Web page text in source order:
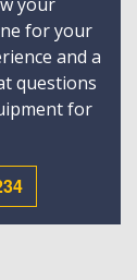
for your
and a
questions
for